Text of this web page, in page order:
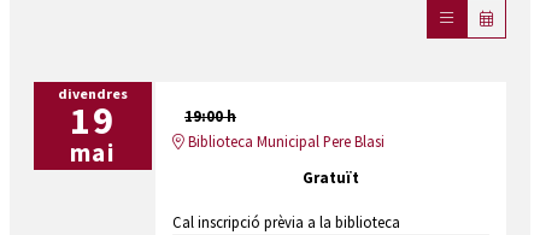
divendres
19
mai
19:00 h
Biblioteca Municipal Pere Blasi
Gratuït
Cal inscripció prèvia a la biblioteca